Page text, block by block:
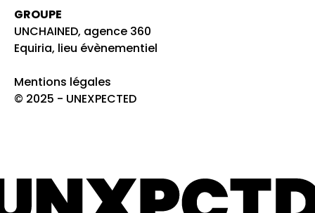
GROUPE
UNCHAINED, agence 360
Equiria, lieu évènementiel
Mentions légales
© 2025 - UNEXPECTED